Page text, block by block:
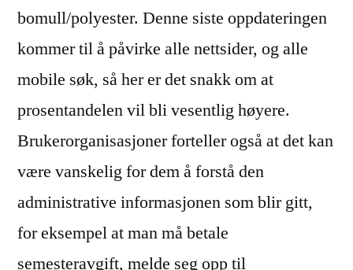
bomull/polyester. Denne siste oppdateringen
kommer til å påvirke alle nettsider, og alle
mobile søk, så her er det snakk om at
prosentandelen vil bli vesentlig høyere.
Brukerorganisasjoner forteller også at det kan
være vanskelig for dem å forstå den
administrative informasjonen som blir gitt,
for eksempel at man må betale
semesteravgift, melde seg opp til